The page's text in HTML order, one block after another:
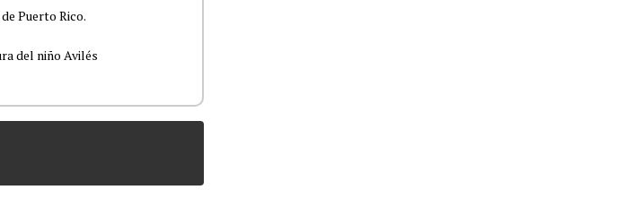
Puerto Rico.
del niño Avilés